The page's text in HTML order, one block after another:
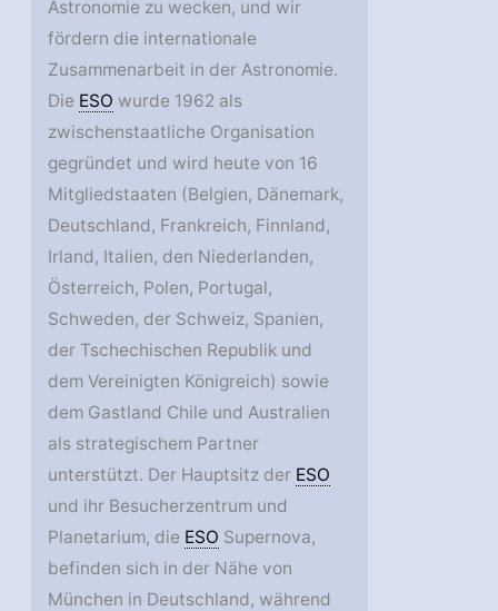
Astronomie zu wecken, und wir
fördern die internationale
Zusammenarbeit in der Astronomie.
Die ESO wurde 1962 als
zwischenstaatliche Organisation
gegründet und wird heute von 16
Mitgliedstaaten (Belgien, Dänemark,
Deutschland, Frankreich, Finnland,
Irland, Italien, den Niederlanden,
Österreich, Polen, Portugal,
Schweden, der Schweiz, Spanien,
der Tschechischen Republik und
dem Vereinigten Königreich) sowie
dem Gastland Chile und Australien
als strategischem Partner
unterstützt. Der Hauptsitz der ESO
und ihr Besucherzentrum und
Planetarium, die ESO Supernova,
befinden sich in der Nähe von
München in Deutschland, während